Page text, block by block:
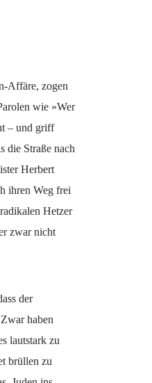
Affäre, zogen
wie »Wer
– und griff
die Straße nach
Herbert
ihren Weg frei
Hetzer
zwar nicht
der
haben
lautstark zu
brüllen zu